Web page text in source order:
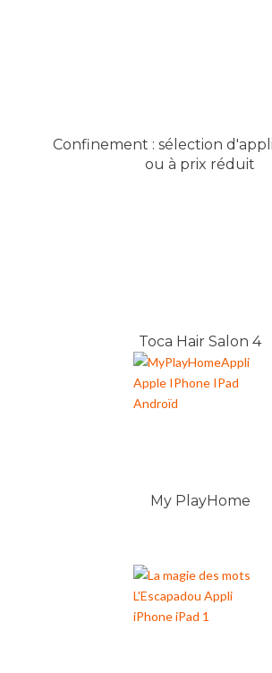
Confinement : sélection
ou à prix réduit
Toca Hair Salon 4
My PlayHome